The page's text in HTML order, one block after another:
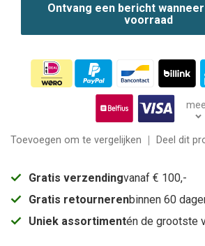
Ontvang een bericht
voorraad
Toevoegen om te vergelijken Deel dit
Gratis verzendingvanaf € 100,-
Gratis retournerenbinnen 60
Uniek assortimentén de grootste